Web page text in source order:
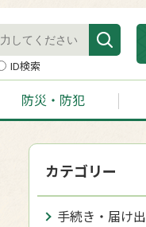
ID検索
防災・防犯
カテゴリー
手続き・届け出